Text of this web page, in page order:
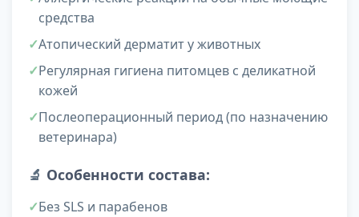
средства
Атопический дерматит у животных
Регулярная гигиена питомцев с деликатной
кожей
Послеоперационный период (по назначению
ветеринара)
🔬 Особенности состава:
Без SLS и парабенов